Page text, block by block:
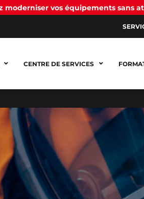
moderniser vos équipements sans
CENTRE DE SERVICES